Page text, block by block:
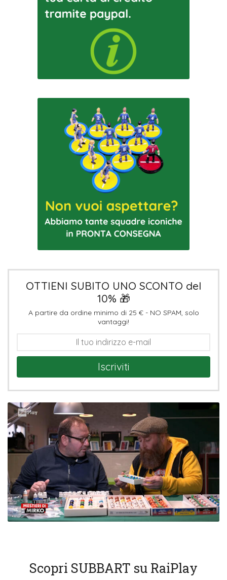
OTTIENI SUBITO UNO SCONTO del
10% 🎁
A partire da ordine minimo di 25 € - NO SPAM, solo
vantaggi!
Iscriviti
Scopri SUBBART su RaiPlay